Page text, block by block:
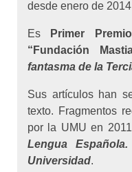
desde enero de
Es Primer
“Fundación
fantasma de la
Sus artículos han
texto. Fragmentos
por la UMU en 2011
Lengua
Universidad.